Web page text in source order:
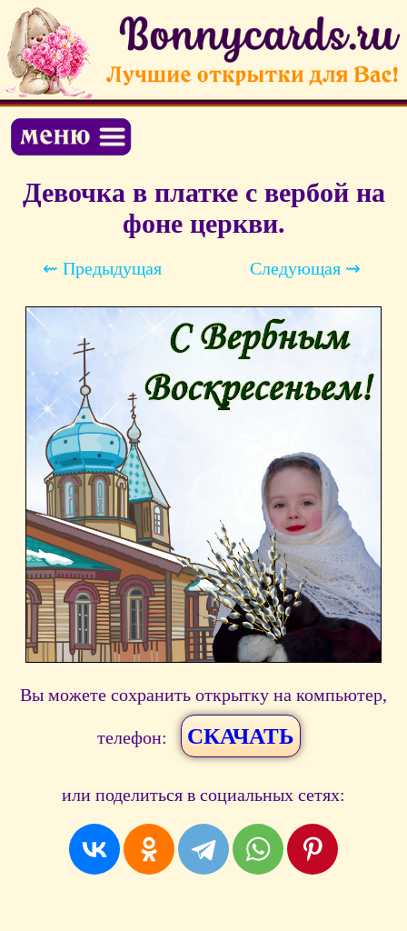
Девочка в платке с вербой на
фоне церкви.
⇜ Предыдущая Следующая ⇝
Вы можете сохранить открытку на компьютер,
телефон: СКАЧАТЬ
или поделиться в социальных сетях: